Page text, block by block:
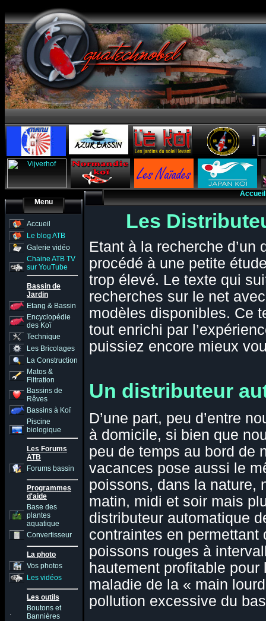
Menu
Accueil
Le blog ATB
Galerie vidéo
Chaine ATB TV
sur YouTube
Bassin de
Jardin
Etang & Bassin
Encyclopédie
des Koï
Technique
Les Bricolages
La Construction
Matos &
Filtration
Bassins de
Rêves
Bassins à Koï
Piscine
biologique
Les Forums
ATB
Forums bassin
Programmes
d'aide
Base des
plantes
aquatique
Convertisseur
La photo
Vos photos
Les vidéos
Les outils
.
Boutons et
Bannières
Accueil
Les
Etant à la recherche d’un
procédé à une petite
trop élevé. Le texte qui
recherches sur le net
modèles disponibles. Ce
tout enrichi par
puissiez encore mieux
Un distributeur
D’une part, peu d’entre
à domicile, si bien que
peu de temps au bord de
vacances pose aussi le
poissons, dans la nature,
matin, midi et soir mais
distributeur automatique
contraintes en
poissons rouges à
hautement profitable
maladie de la « main
pollution excessive du